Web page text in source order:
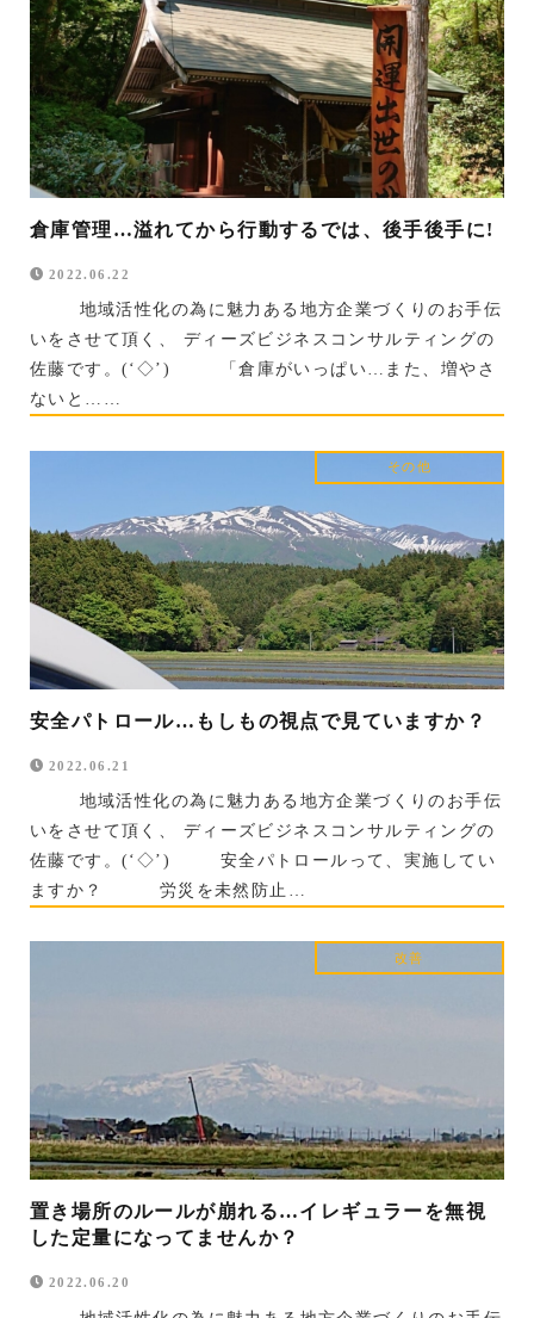
倉庫管理…溢れてから行動するでは、後手後手に!
2022.06.22
地域活性化の為に魅力ある地方企業づくりのお手伝
いをさせて頂く、 ディーズビジネスコンサルティングの
佐藤です。(‘◇’)ゞ 「倉庫がいっぱい…また、増やさ
ないと……
安全パトロール…もしもの視点で見ていますか？
その他
2022.06.21
地域活性化の為に魅力ある地方企業づくりのお手伝
いをさせて頂く、 ディーズビジネスコンサルティングの
佐藤です。(‘◇’)ゞ 安全パトロールって、実施してい
ますか？ 労災を未然防止…
置き場所のルールが崩れる…イレギュラーを無視
した定量になってませんか？
改善
2022.06.20